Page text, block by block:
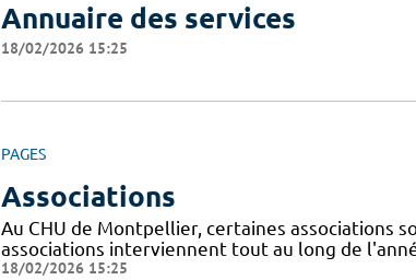
Annuaire des services
18/02/2026 15:25
PAGES
Associations
Au CHU de Montpellier, certaines associations
associations interviennent tout au long de
18/02/2026 15:25